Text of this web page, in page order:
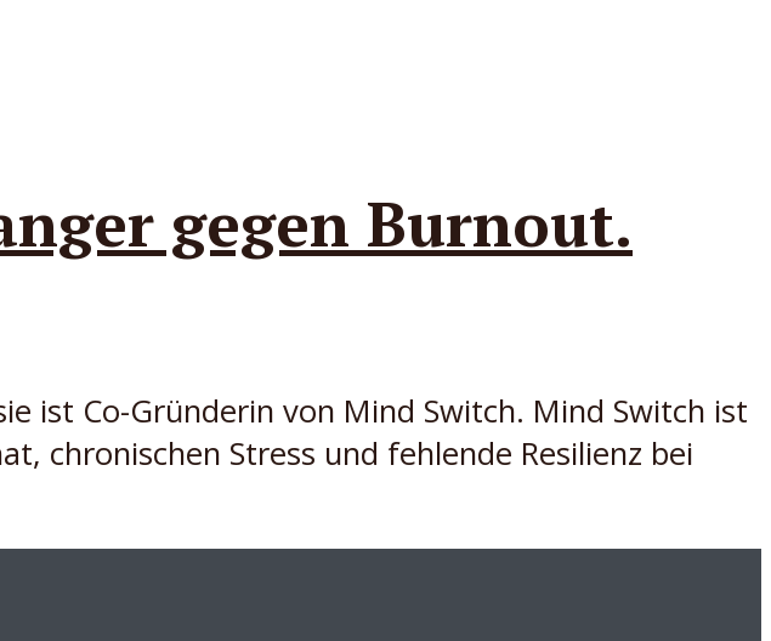
gegen Burnout.
ist Co-Gründerin von Mind Switch. Mind Switch ist
chronischen Stress und fehlende Resilienz bei